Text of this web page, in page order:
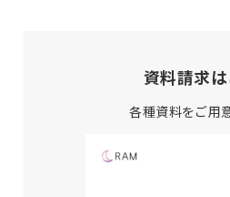
資料請求
各種資料をご用